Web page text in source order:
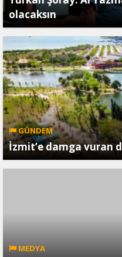
olacaksın
GÜNDEM
İzmit’e damga vuran
MEDYA